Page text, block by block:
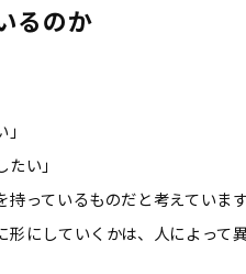
るのか
い」
っているものだと考えています
にしていくかは、人によって異